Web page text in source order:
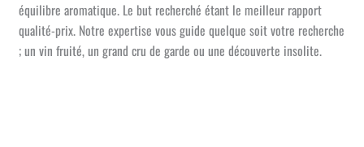
équilibre aromatique. Le but recherché étant le meilleur rapport
qualité-prix. Notre expertise vous guide quelque soit votre recherche
; un vin fruité, un grand cru de garde ou une découverte insolite.